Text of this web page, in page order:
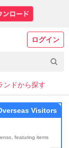
ログイン
ンドから探す
featuring items
Visitors